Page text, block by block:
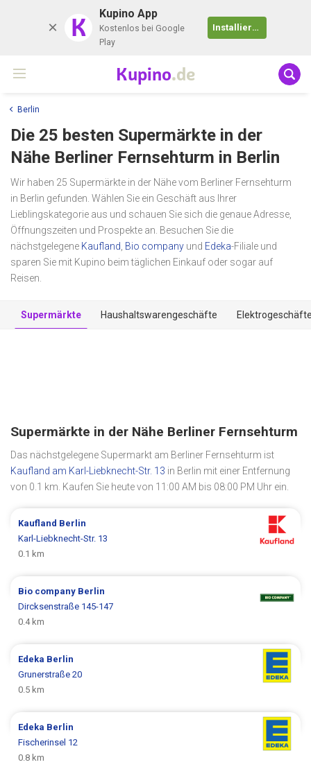
K Kupino App
Kostenlos bei Google
Play
Installieren
Kupino.de
Berlin
Die 25 besten Supermärkte in der
Nähe Berliner Fernsehturm in Berlin
Wir haben 25 Supermärkte in der Nähe vom Berliner Fernsehturm
in Berlin gefunden. Wählen Sie ein Geschäft aus Ihrer
Lieblingskategorie aus und schauen Sie sich die genaue Adresse,
Öffnungszeiten und Prospekte an. Besuchen Sie die
nächstgelegene Kaufland Bio company und Edeka-Filiale und
sparen Sie mit Kupino beim täglichen Einkauf oder sogar auf
Reisen.
Supermärkte Haushaltswarengeschäfte
Supermärkte in der Nähe Berliner Fernsehturm
Das nächstgelegene Supermarkt am Berliner Fernsehturm ist
Kaufland am Karl-Liebknecht-Str. 13 in Berlin mit einer Entfernung
von 0.1 km. Kaufen Sie heute von 11:00 AM bis 08:00 PM Uhr ein.
Kaufland Berlin
Karl-Liebknecht-Str. 13
0.1 km
Bio company Berlin
Dircksenstraße 145-147
0.4 km
Edeka Berlin
Grunerstraße 20
0.5 km
Edeka Berlin
Fischerinsel 12
0.8 km